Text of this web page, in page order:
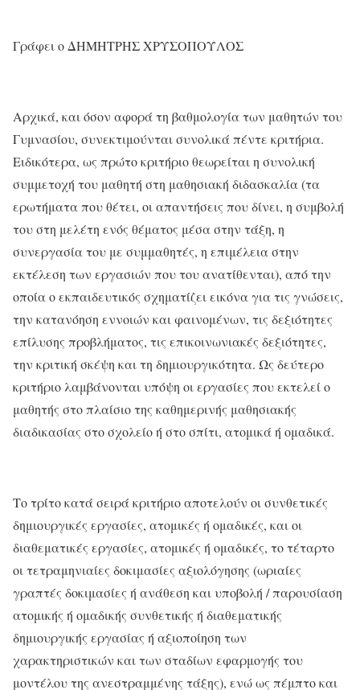
ΓράφειοΔΗΜΗΤΡΗΣΧΡΥΣΟΠΟΥΛΟΣ
Αρχικά, καιόσον αφορά τη βαθμολογία των μαθητών του
Γυμνασίου, συνεκτιμούνταισυνολικά πέντε κριτήρια.
Ειδικότερα, ως πρώτο κριτήριο θεωρείται η συνολική
συμμετοχή του μαθητή στη μαθησιακή διδασκαλία (τα
ερωτήματα που θέτει, οι απαντήσεις που δίνει, η συμβολή
του στη μελέτη ενός θέματος μέσα στην τάξη, η
συνεργασία του με συμμαθητές, η επιμέλεια στην
εκτέλεση των εργασιών που του ανατίθενται), από την
οποία ο εκπαιδευτικός σχηματίζει εικόνα για τις γνώσεις,
την κατανόηση εννοιών και φαινομένων, τις δεξιότητες
επίλυσης προβλήματος, τις επικοινωνιακές δεξιότητες,
την κριτική σκέψη και τη δημιουργικότητα. Ως δεύτερο
κριτήριο λαμβάνονται υπόψη οι εργασίες που εκτελεί ο
μαθητής στο πλαίσιο της καθημερινής μαθησιακής
διαδικασίας στο σχολείο ή στο σπίτι, ατομικά ή ομαδικά.
Το τρίτο κατά σειρά κριτήριο αποτελούν οι συνθετικές
δημιουργικές εργασίες, ατομικές ή ομαδικές, και οι
διαθεματικές εργασίες, ατομικές ή ομαδικές, το τέταρτο
οιτετραμηνιαίες δοκιμασίες αξιολόγησης (ωριαίες
γραπτές δοκιμασίες ή ανάθεση και υποβολή / παρουσίαση
ατομικής ή ομαδικής συνθετικής ή διαθεματικής
δημιουργικής εργασίας ή αξιοποίηση των
χαρακτηριστικών και των σταδίων εφαρμογής του
μοντέλου της ανεστραμμένης τάξης), ενώ ως πέμπτο και